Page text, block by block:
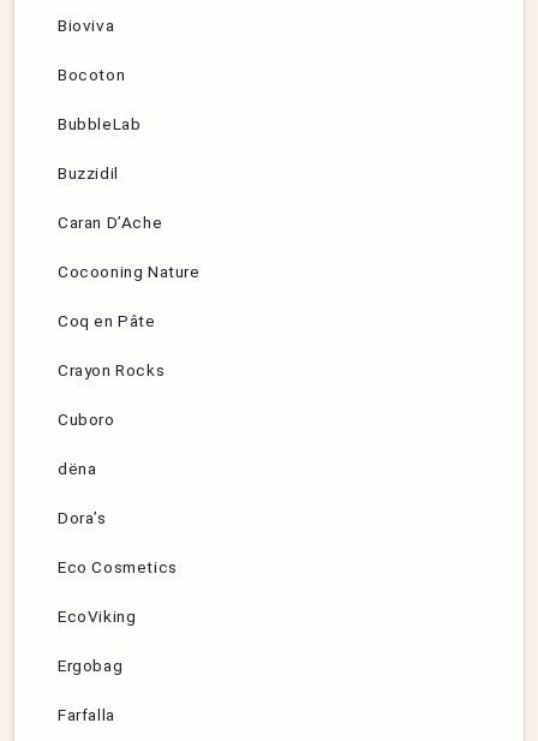
Bioviva
Bocoton
BubbleLab
Buzzidil
Caran D’Ache
Cocooning Nature
Coq en Pâte
Crayon Rocks
Cuboro
dëna
Dora’s
Eco Cosmetics
EcoViking
Ergobag
Farfalla